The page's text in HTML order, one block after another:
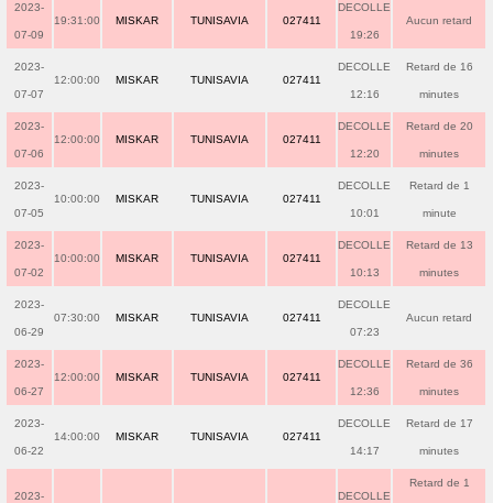
2023-
07-09
19:31:00 MISKAR TUNISAVIA 027411
DECOLLE
19:26
Aucun retard
2023-
07-07
12:00:00 MISKAR TUNISAVIA 027411
DECOLLE
12:16
Retard de 16
minutes
2023-
07-06
12:00:00 MISKAR TUNISAVIA 027411
DECOLLE
12:20
Retard de 20
minutes
2023-
07-05
10:00:00 MISKAR TUNISAVIA 027411
DECOLLE
10:01
Retard de 1
minute
2023-
07-02
10:00:00 MISKAR TUNISAVIA 027411
DECOLLE
10:13
Retard de 13
minutes
2023-
06-29
07:30:00 MISKAR TUNISAVIA 027411
DECOLLE
07:23
Aucun retard
2023-
06-27
12:00:00 MISKAR TUNISAVIA 027411
DECOLLE
12:36
Retard de 36
minutes
2023-
06-22
14:00:00 MISKAR TUNISAVIA 027411
DECOLLE
14:17
Retard de 17
minutes
2023- DECOLLE
Retard de 1